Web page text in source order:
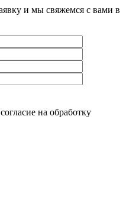
и мы свяжемся с вами в
на обработку